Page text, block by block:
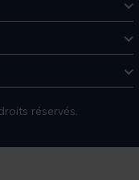
réservés.